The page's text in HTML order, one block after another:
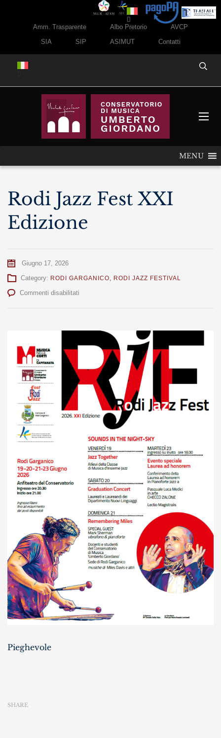
Amm. Trasparente Albo Pretorio
AVCP
SIA
SIP ASIMUT Contatti
MENU
Rodi Jazz Fest XXI
Edizione
Giugno 17, 2026
Category: RODI GARGANICO RODI JAZZ FESTIVAL
Commenti disabilitati
XXI
Pieghevole
SHARE